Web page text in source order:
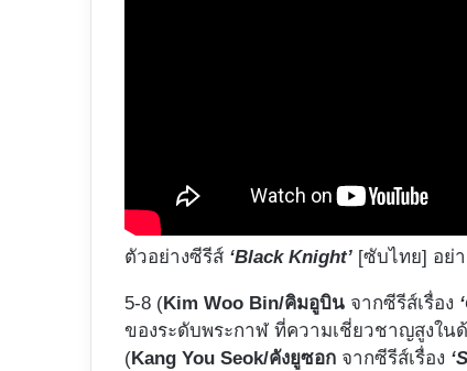
ตัวอย่างซีรีส์ ‘Black Knight’ [ซับไทย] อย่
5-8 (Kim Woo Bin/คิมอูบิน จากซีรีส์เรื่อง
ของระดับพระกาฬ ที่ความเชี่ยวชาญสูงใ
(Kang You Seok/คังยูซอก จากซีรีส์เรื่อง